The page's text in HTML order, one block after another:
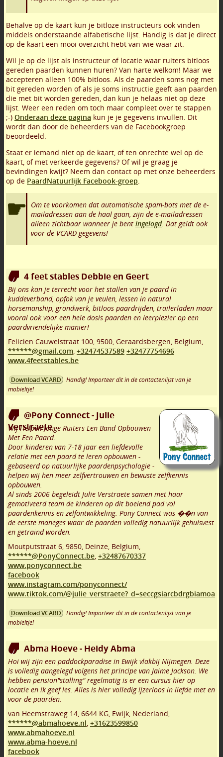
Behalve op de kaart kun je bitloze instructeurs ook vinden
middels onderstaande alfabetische lijst. Handig is dat je direct
op de kaart een mooi overzicht hebt van wie waar zit.
Wil je op de lijst als instructeur of locatie waar ruiters bitloos
gereden paarden kunnen huren? Van harte welkom! Maar we
accepteren alleen 100% bitloos. Als de paarden soms nog met
bit gereden worden of als je soms instructie geeft aan paarden
die met bit worden gereden, dan kun je helaas niet op deze
lijst. Weer een reden om toch maar compleet over te stappen
;-) Onderaan deze pagina kun je je gegevens invullen. Dit
wordt dan door de beheerders van de Facebookgroep
beoordeeld.
Staat er iemand niet op de kaart, of ten onrechte wel op de
kaart, of met verkeerde gegevens? Of wil je graag je
bevindingen kwijt? Neem dan contact op met onze beheerders
op de PaardNatuurlijk Facebook-groep.
Om te voorkomen dat automatische spam-bots met de e-
mailadressen aan de haal gaan, zijn de e-mailadressen
alleen zichtbaar wanneer je bent ingelogd. Dat geldt ook
voor de VCARD-gegevens!
4 feet stables Debbie en Geert
Bij ons kan je terrecht voor het stallen van je paard in
kuddeverband, opfok van je veulen, lessen in natural
horsemanship, grondwerk, bitloos paardrijden, trailerladen maar
vooral ook voor een hele dosis paarden en leerplezier op een
paardvriendelijke manier!
Felicien Cauwelstraat 100, 9500, Geraardsbergen, Belgium,
******@gmail.com, +32474537589 +32477754696
www.4feetstables.be
Download VCARD
Handig! Importeer dit in de contactenlijst van je
mobieltje!
@Pony Connect - Julie
Verstraete
Wij Helpen Jonge Ruiters Een Band Opbouwen
Met Een Paard.
Door kinderen van 7-18 jaar een liefdevolle
relatie met een paard te leren opbouwen -
gebaseerd op natuurlijke paardenpsychologie -
helpen wij hen meer zelfvertrouwen en bewuste zelfkennis
opbouwen.
Al sinds 2006 begeleidt Julie Verstraete samen met haar
gemotiveerd team de kinderen op dit boeiend pad vol
paardenkennis en zelfontwikkeling. Pony Connect was ��n van
de eerste maneges waar de paarden volledig natuurlijk gehuisvest
en getraind worden.
Moutputstraat 6, 9850, Deinze, Belgium,
******@PonyConnect.be, +32487670337
www.ponyconnect.be
facebook
www.instagram.com/ponyconnect/
www.tiktok.com/@julie_verstraete?_d=seccgsiarcbdrgbiamoa
Download VCARD
Handig! Importeer dit in de contactenlijst van je
mobieltje!
Abma Hoeve - Heidy Abma
Hoi wij zijn een paddockparadise in Ewijk vlakbij Nijmegen. Deze
is volledig aangelegd volgens het principe van Jaime Jackson. We
hebben pension"stalling" regelmatig is er een cursus hier op
locatie en ik geef les. Alles is hier volledig ijzerloos in liefde met en
voor de paarden.
van Heemstraweg 14, 6644 KG, Ewijk, Nederland,
******@abmahoeve.nl, +31623599850
www.abmahoeve.nl
www.abma-hoeve.nl
facebook